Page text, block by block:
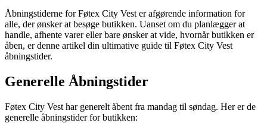
Åbningstiderne for Føtex City Vest er afgørende information for
alle, der ønsker at besøge butikken. Uanset om du planlægger at
handle, afhente varer eller bare ønsker at vide, hvornår butikken er
åben, er denne artikel din ultimative guide til Føtex City Vest
åbningstider.
Generelle Åbningstider
Føtex City Vest har generelt åbent fra mandag til søndag. Her er de
generelle åbningstider for butikken: